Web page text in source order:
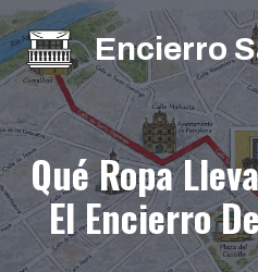
Saltar
al
contenido
Encierro
Qué Ropa
El Encierro